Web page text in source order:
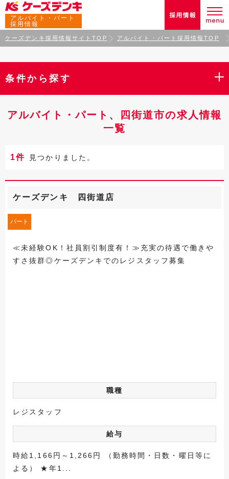
アルバイト・パート
採用情報
ケーズデンキ採用情報サイトTOP アルバイト・パート採用情報TOP
条件から探す
アルバイト・パート、四街道市の求人情報
一覧
1件 見つかりました。
ケーズデンキ 四街道店
パート
≪未経験OK！社員割引制度有！≫充実の待遇で働きや
すさ抜群◎ケーズデンキでのレジスタッフ募集
職種
レジスタッフ
給与
時給1,166円～1,266円 （勤務時間・日数・曜日等に
よる） ★年1...